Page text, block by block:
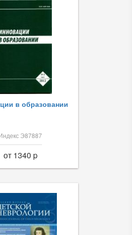
в образовании
Э87887
от 1340 p